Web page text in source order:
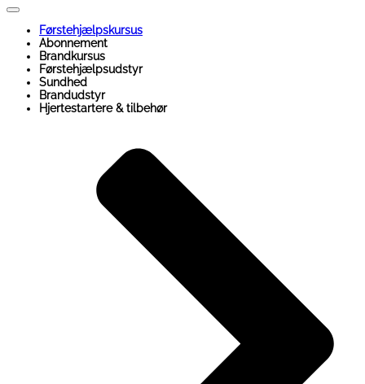
Førstehjælpskursus
Abonnement
Brandkursus
Førstehjælpsudstyr
Sundhed
Brandudstyr
Hjertestartere & tilbehør